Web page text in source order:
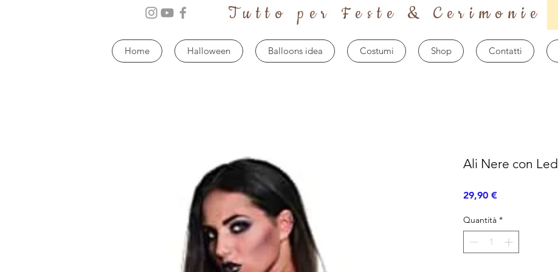
Tutto per Feste & Cerimonie
Home Halloween Balloons idea Costumi Shop Contatti
Ali Nere con Led
29,90 €Prezzo
Quantità *